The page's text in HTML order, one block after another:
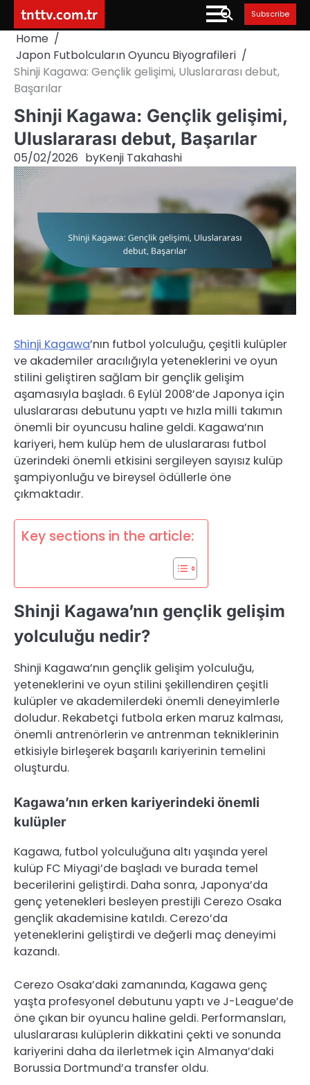
content
tnttv.com.tr Subscribe
Home
Japon Futbolcuların Oyuncu Biyografileri
Shinji Kagawa: Gençlik gelişimi, Uluslararası debut,
Başarılar
Shinji Kagawa: Gençlik gelişimi,
Uluslararası debut, Başarılar
05/02/2026 byKenji Takahashi
Shinji Kagawa’nın futbol yolculuğu, çeşitli kulüpler
ve akademiler aracılığıyla yeteneklerini ve oyun
stilini geliştiren sağlam bir gençlik gelişim
aşamasıyla başladı. 6 Eylül 2008’de Japonya için
uluslararası debutunu yaptı ve hızla milli takımın
önemli bir oyuncusu haline geldi. Kagawa’nın
kariyeri, hem kulüp hem de uluslararası futbol
üzerindeki önemli etkisini sergileyen sayısız kulüp
şampiyonluğu ve bireysel ödüllerle öne
çıkmaktadır.
Key sections in the article:
Shinji Kagawa’nın gençlik gelişim
yolculuğu nedir?
Shinji Kagawa’nın gençlik gelişim yolculuğu,
yeteneklerini ve oyun stilini şekillendiren çeşitli
kulüpler ve akademilerdeki önemli deneyimlerle
doludur. Rekabetçi futbola erken maruz kalması,
önemli antrenörlerin ve antrenman tekniklerinin
etkisiyle birleşerek başarılı kariyerinin temelini
oluşturdu.
Kagawa’nın erken kariyerindeki önemli
kulüpler
Kagawa, futbol yolculuğuna altı yaşında yerel
kulüp FC Miyagi’de başladı ve burada temel
becerilerini geliştirdi. Daha sonra, Japonya’da
genç yetenekleri besleyen prestijli Cerezo Osaka
gençlik akademisine katıldı. Cerezo’da
yeteneklerini geliştirdi ve değerli maç deneyimi
kazandı.
Cerezo Osaka’daki zamanında, Kagawa genç
yaşta profesyonel debutunu yaptı ve J-League’de
öne çıkan bir oyuncu haline geldi. Performansları,
uluslararası kulüplerin dikkatini çekti ve sonunda
kariyerini daha da ilerletmek için Almanya’daki
Borussia Dortmund’a transfer oldu.